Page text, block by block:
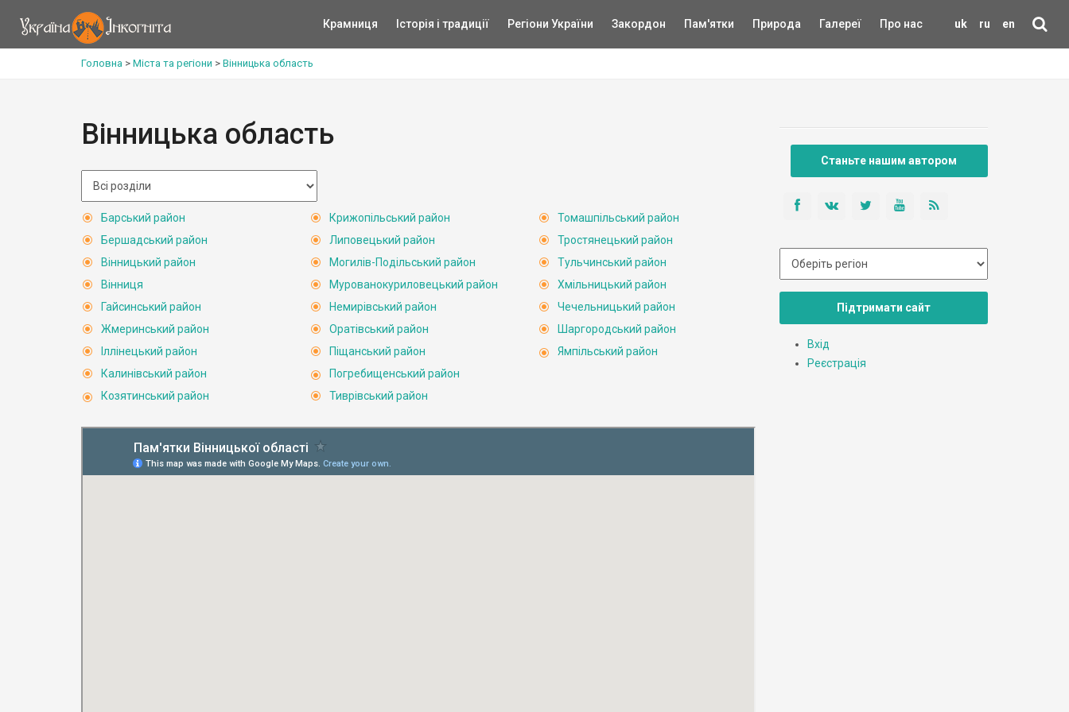
uk ru en
Крамниця Історія і традиції Регіони України Закордон Пам'ятки Природа Галереї Про нас
Головна > Міста та регіони > Вінницька область
Вінницька область
Барський район
Бершадський район
Вінницький район
Вінниця
Гайсинський район
Жмеринський район
Іллінецький район
Калинівський район
Козятинський район
Крижопільський район
Липовецький район
Могилів-Подільський район
Мурованокуриловецький район
Немирівський район
Оратівський район
Піщанський район
Погребищенський район
Тиврівський район
Томашпільський район
Тростянецький район
Тульчинський район
Хмільницький район
Чечельницький район
Шаргородський район
Ямпільський район
Станьте нашим автором
Підтримати сайт
Вхід
Реєстрація